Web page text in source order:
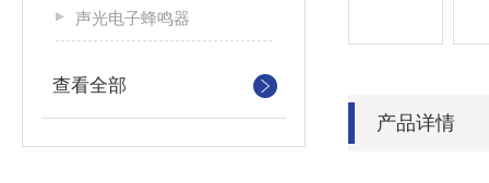
声光电子蜂鸣器
查看全部
产品详情